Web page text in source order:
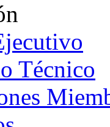
Técnico